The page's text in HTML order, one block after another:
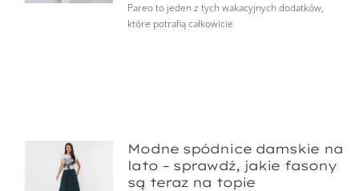
Pareo to jeden z tych wakacyjnych dodatków,
które potrafią całkowicie
Modne spódnice damskie na
lato – sprawdź, jakie fasony
są teraz na topie